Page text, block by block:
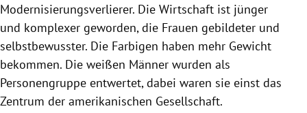
Modernisierungsverlierer. Die Wirtschaft ist jünger
und komplexer geworden, die Frauen gebildeter und
selbstbewusster. Die Farbigen haben mehr Gewicht
bekommen. Die weißen Männer wurden als
Personengruppe entwertet, dabei waren sie einst das
Zentrum der amerikanischen Gesellschaft.